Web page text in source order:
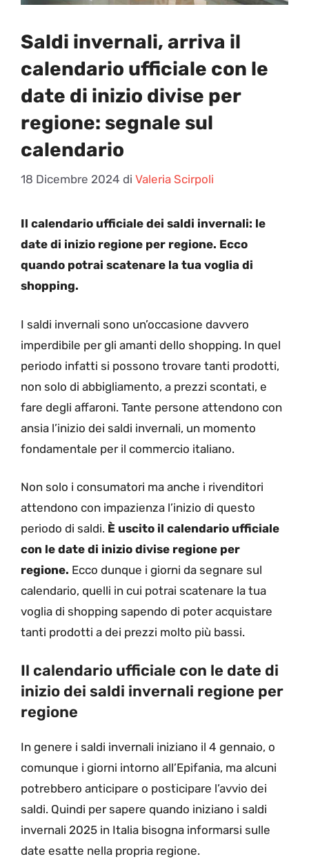
Saldi invernali, arriva il
calendario ufficiale con le
date di inizio divise per
regione: segnale sul
calendario
18 Dicembre 2024 di Valeria Scirpoli
Il calendario ufficiale dei saldi invernali: le
date di inizio regione per regione. Ecco
quando potrai scatenare la tua voglia di
shopping.
I saldi invernali sono un’occasione davvero
imperdibile per gli amanti dello shopping. In quel
periodo infatti si possono trovare tanti prodotti,
non solo di abbigliamento, a prezzi scontati, e
fare degli affaroni. Tante persone attendono con
ansia l’inizio dei saldi invernali, un momento
fondamentale per il commercio italiano.
Non solo i consumatori ma anche i rivenditori
attendono con impazienza l’inizio di questo
periodo di saldi. È uscito il calendario ufficiale
con le date di inizio divise regione per
regione. Ecco dunque i giorni da segnare sul
calendario, quelli in cui potrai scatenare la tua
voglia di shopping sapendo di poter acquistare
tanti prodotti a dei prezzi molto più bassi.
Il calendario ufficiale con le date di
inizio dei saldi invernali regione per
regione
In genere i saldi invernali iniziano il 4 gennaio, o
comunque i giorni intorno all’Epifania, ma alcuni
potrebbero anticipare o posticipare l’avvio dei
saldi. Quindi per sapere quando iniziano i saldi
invernali 2025 in Italia bisogna informarsi sulle
date esatte nella propria regione.